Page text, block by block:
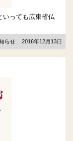
いっても広東省仏
らせ 2016年12月13日